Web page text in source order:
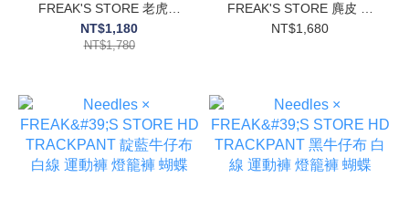
FREAK'S STORE 老虎和
熊 背後動物 印花圓領 短袖
上衣 四色
NT$1,180
NT$1,780
FREAK'S STORE 麂皮 絨
面 老帽 帽子 三色
NT$1,680